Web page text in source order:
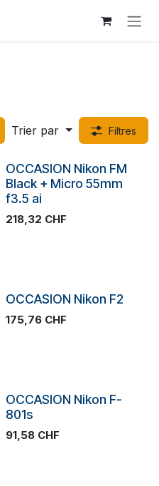
Trier par Filtres
OCCASION Nikon FM
Black + Micro 55mm
f3.5 ai
218,32 CHF
Occasion
OCCASION Nikon F2
175,76CHF
Occasion
OCCASION Nikon F-
801s
91,58CHF